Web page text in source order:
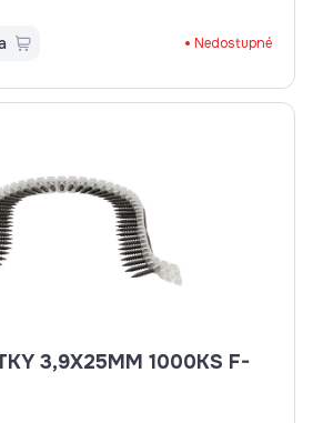
Nedostupné
3,9X25MM 1000KS F-